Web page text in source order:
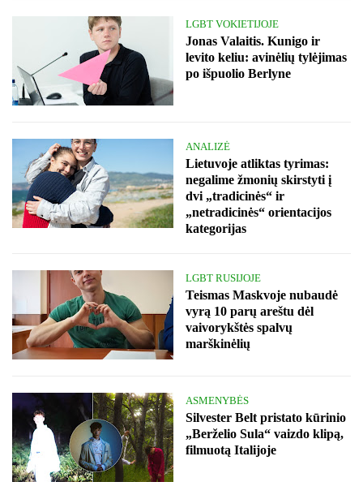
LGBT VOKIETIJOJE
Jonas Valaitis. Kunigo ir
levito keliu: avinėlių tylėjimas
po išpuolio Berlyne
ANALIZĖ
Lietuvoje atliktas tyrimas:
negalime žmonių skirstyti į
dvi „tradicinės“ ir
„netradicinės“ orientacijos
kategorijas
LGBT RUSIJOJE
Teismas Maskvoje nubaudė
vyrą 10 parų areštu dėl
vaivorykštės spalvų
marškinėlių
ASMENYBĖS
Silvester Belt pristato kūrinio
„Berželio Sula“ vaizdo klipą,
filmuotą Italijoje